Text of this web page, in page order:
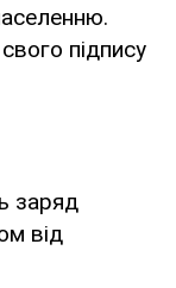
підпису
заряд
від